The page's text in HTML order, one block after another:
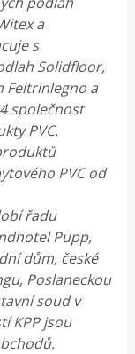
a
s
Solidfloor,
Feltrinlegno a
společnost
PVC.
PVC od
řadu
Pupp,
dům, české
Poslaneckou
soud v
KPP jsou